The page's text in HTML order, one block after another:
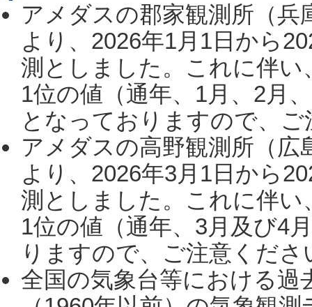
アメダスの郡家観測所（
より、2026年1月1日から
測としました。これに伴い
1位の値（通年、1月、2月
となっておりますので、
アメダスの高野観測所（
より、2026年3月1日から
測としました。これに伴い
1位の値（通年、3月及び4
りますので、ご注意くだ
全国の気象台等における過